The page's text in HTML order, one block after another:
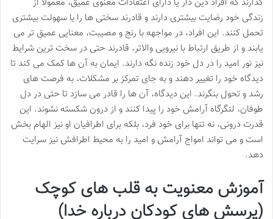
گذارند که افراد دین دار یا دارای اعتقادات معنوی عمیق، معمولاً از
زندگی خود رضایت بیشتری دارند و قادرند سختی ها را با سهولت بیشتری
تحمل کنند. این افراد، در مواجهه با رنج و مصیبت، معنایی عمیق تر می
یابند و از طریق ارتباط با نیرویی والاتر، قادرند حتی در سخت ترین شرایط
نیز نور امید را در دل خود زنده نگه دارند. ایمان به آن ها کمک می کند تا
دیدگاه خود را تغییر دهند و به جای تمرکز بر مشکلات، به فرصت های
رشد و تحول بنگرند. این دیدگاه، آن ها را قادر می سازد تا حتی در دل
طوفان، لنگرگاه آرامش خود را پیدا کنند و از درون شکسته نشوند. این
قدرت درونی، نه تنها برای خود فرد، بلکه برای اطرافیان او نیز الهام بخش
است و می تواند امواج آرامش و امید را به محیط اطرافش نیز سرایت
دهد.
آموزش معنویت به قلب های کوچک
(پرسش های کودکان درباره خدا)